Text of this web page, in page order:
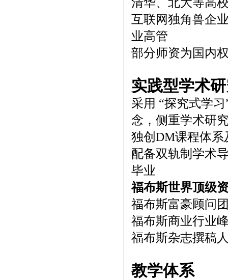
互联网独角兽企
业高管
部分师资为国内
实践型学术
采用 “探究式学习
念，侧重学术研
独创DM课程体
配备双轨制学术
毕业
福布斯世界顶级
福布斯富豪顾问
福布斯商业行业
福布斯杂志撰稿
教学体系